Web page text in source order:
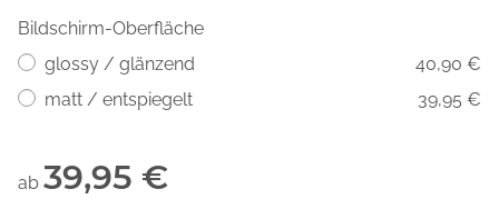
Bildschirm-Oberfläche
glossy / glänzend
40,90 €
matt / entspiegelt
39,95 €
ab 39,95 €